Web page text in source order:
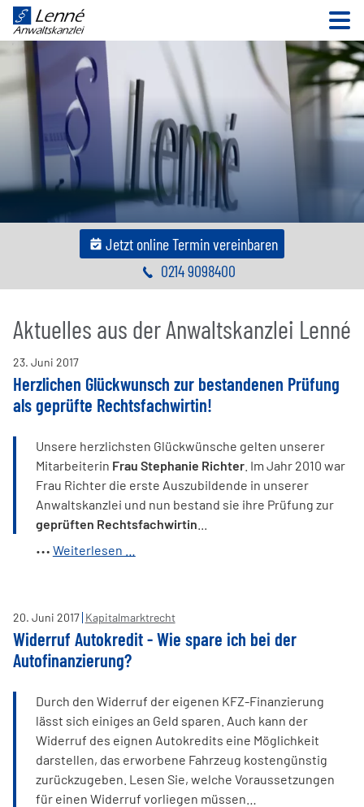
Jetzt online Termin vereinbaren
0214 9098400
Aktuelles aus der Anwaltskanzlei Lenné
23. Juni 2017
Herzlichen Glückwunsch zur bestandenen Prüfung
als geprüfte Rechtsfachwirtin!
Unsere herzlichsten Glückwünsche gelten unserer
Mitarbeiterin Frau Stephanie Richter . Im Jahr 2010 war
Frau Richter die erste Auszubildende in unserer
Anwaltskanzlei und nun bestand sie ihre Prüfung zur
geprüften Rechtsfachwirtin
Weiterlesen …
Prüfung
als
20. Juni 2017 Kapitalmarktrecht
Widerruf Autokredit - Wie spare ich bei der
Autofinanzierung?
Durch den Widerruf der eigenen KFZ-Finanzierung
lässt sich einiges an Geld sparen. Auch kann der
Widerruf des eignen Autokredits eine Möglichkeit
darstellen, das erworbene Fahrzeug kostengünstig
zurückzugeben. Lesen Sie, welche Voraussetzungen
für einen Widerruf vorliegen müssen…